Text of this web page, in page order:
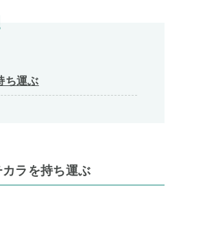
ち運ぶ
ラを持ち運ぶ